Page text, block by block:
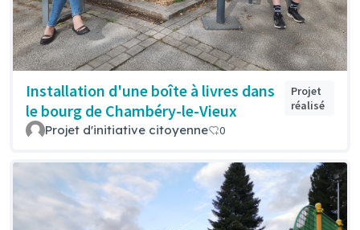
Installation d'une boîte à livres dans
le bourg de Chambéry-le-Vieux
Projet
réalisé
Projet d'initiative citoyenne 0